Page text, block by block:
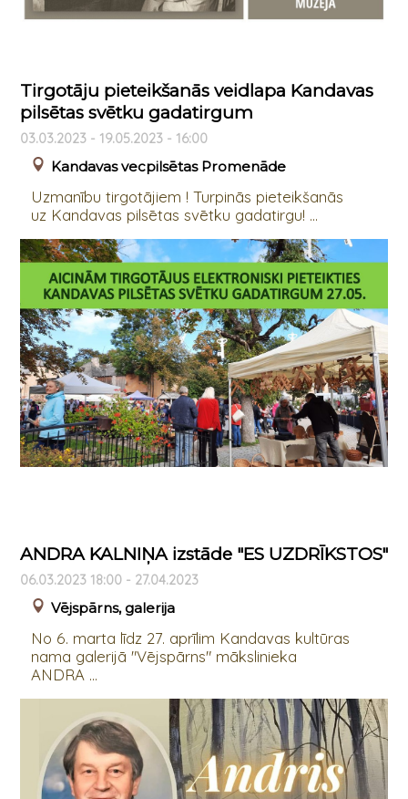
Tirgotāju pieteikšanās veidlapa Kandavas
pilsētas svētku gadatirgum
03.03.2023 - 19.05.2023 - 16:00
Kandavas vecpilsētas Promenāde
Uzmanību tirgotājiem ! Turpinās pieteikšanās
uz Kandavas pilsētas svētku gadatirgu! ...
ANDRA KALNIŅA izstāde "ES UZDRĪKSTOS"
06.03.2023 18:00 - 27.04.2023
Vējspārns, galerija
No 6. marta līdz 27. aprīlim Kandavas kultūras
nama galerijā "Vējspārns" mākslinieka
ANDRA ...